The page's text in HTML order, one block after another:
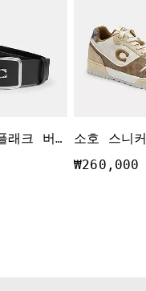
시그니처 플래크 버클 벨트, 38MM
₩260,000